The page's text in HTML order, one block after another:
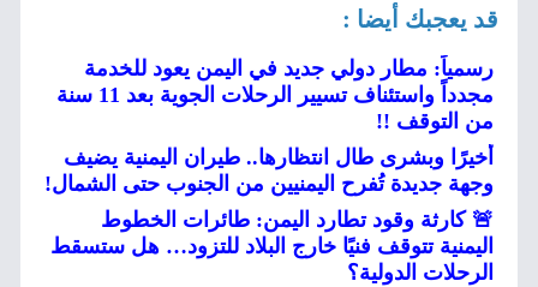
قد يعجبك أيضا :
رسمياً: مطار دولي جديد في اليمن يعود للخدمة
مجدداً واستئناف تسيير الرحلات الجوية بعد 11 سنة
من التوقف !!
أخيرًا وبشرى طال انتظارها.. طيران اليمنية يضيف
وجهة جديدة تُفرح اليمنيين من الجنوب حتى الشمال!
🚨 كارثة وقود تطارد اليمن: طائرات الخطوط
اليمنية تتوقف فنيًا خارج البلاد للتزود… هل ستسقط
الرحلات الدولية؟